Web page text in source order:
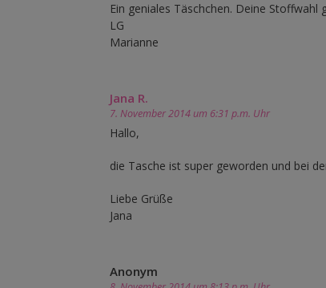
Ein geniales Täschchen. Deine Stoffwahl
LG
Marianne
Jana R.
7. November 2014 um 6:31 p.m. Uhr
Hallo,
die Tasche ist super geworden und bei
Liebe Grüße
Jana
Anonym